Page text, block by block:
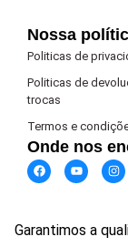
Nossa
Politicas de
Politicas de
trocas
Termos e
Onde nos
Garantimos a